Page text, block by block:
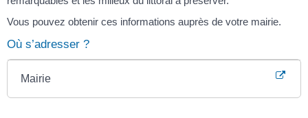
Vous pouvez obtenir ces informations auprès de votre mairie.
Où s’adresser ?
Mairie